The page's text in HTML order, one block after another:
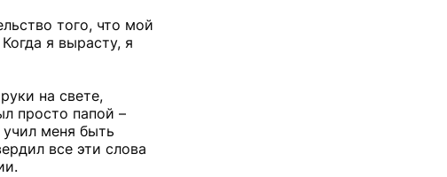
того, что мой
я вырасту, я
на свете,
просто папой –
меня быть
все эти слова